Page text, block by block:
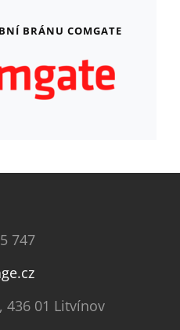
BRÁNU COMGATE
747
436 01 Litvínov